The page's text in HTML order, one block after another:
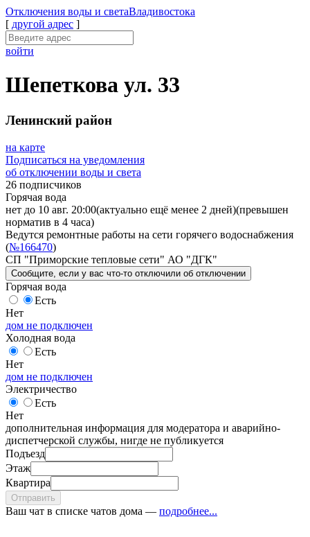
Отключения воды и светаВладивостока
[ другой адрес ]
войти
Шепеткова ул. 33
Ленинский район
на карте
Подписаться на уведомления
об отключении воды и света
26 подписчиков
Горячая вода
нет до 10 авг. 20:00(актуально ещё менее 2 дней)(превышен
норматив в 4 часа)
Ведутся ремонтные работы на сети горячего водоснабжения
(№166470)
СП "Приморские тепловые сети" АО "ДГК"
Сообщите , если у вас что-то отключили об отключении
Горячая вода
Есть
Нет
дом не подключен
Холодная вода
Есть
Нет
дом не подключен
Электричество
Есть
Нет
дополнительная информация для модератора и аварийно-
диспетчерской службы, нигде не публикуется
Подъезд
Этаж
Квартира
Отправить
Ваш чат в списке чатов дома — подробнее...